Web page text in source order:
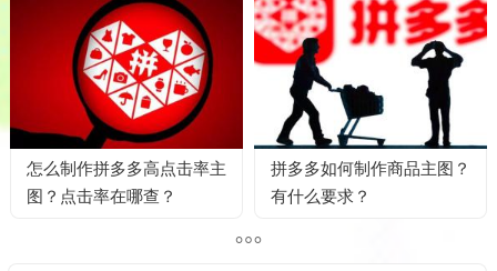
怎么制作拼多多高点击率主
图？点击率在哪查？
拼多多如何制作商品主图？
有什么要求？